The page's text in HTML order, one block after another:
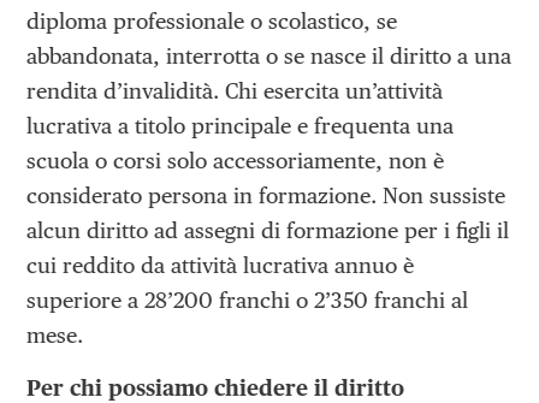
diploma professionale o scolastico, se
abbandonata, interrotta o se nasce il diritto a una
rendita d’invalidità. Chi esercita un’attività
lucrativa a titolo principale e frequenta una
scuola o corsi solo accessoriamente, non è
considerato persona in formazione. Non sussiste
alcun diritto ad assegni di formazione per i figli il
cui reddito da attività lucrativa annuo è
superiore a 28’200 franchi o 2’350 franchi al
mese.
Per chi possiamo chiedere il diritto